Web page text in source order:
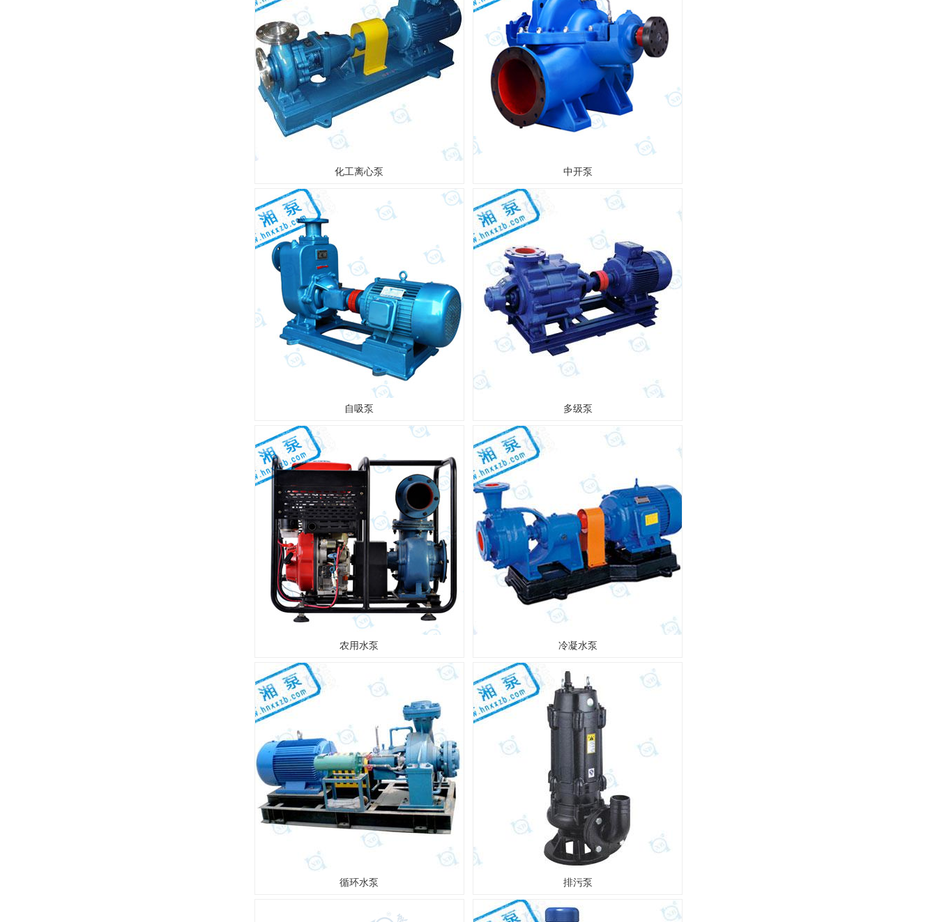
化工离心泵 中开泵
自吸泵 多级泵
农用水泵 冷凝水泵
循环水泵 排污泵